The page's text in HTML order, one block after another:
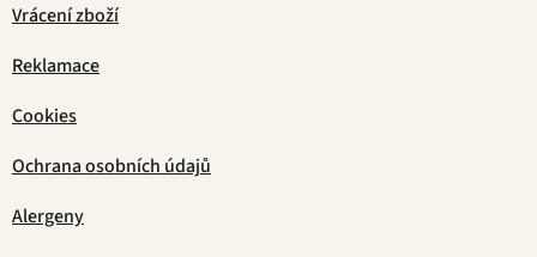
Vrácení zboží
Reklamace
Cookies
Ochrana osobních údajů
Alergeny